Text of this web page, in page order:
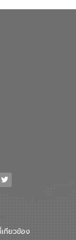
งเลน จังหวัดนครปฐม
กียวข้อง